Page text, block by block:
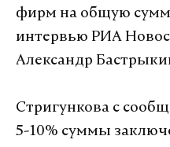
фирм на общую
интервью РИА
Александр
Стригункова с
5-10% суммы